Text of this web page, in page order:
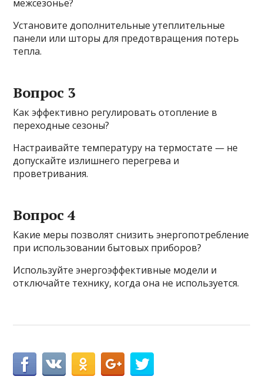
межсезонье?
Установите дополнительные утеплительные
панели или шторы для предотвращения потерь
тепла.
Вопрос 3
Как эффективно регулировать отопление в
переходные сезоны?
Настраивайте температуру на термостате — не
допускайте излишнего перегрева и
проветривания.
Вопрос 4
Какие меры позволят снизить энергопотребление
при использовании бытовых приборов?
Используйте энергоэффективные модели и
отключайте технику, когда она не используется.